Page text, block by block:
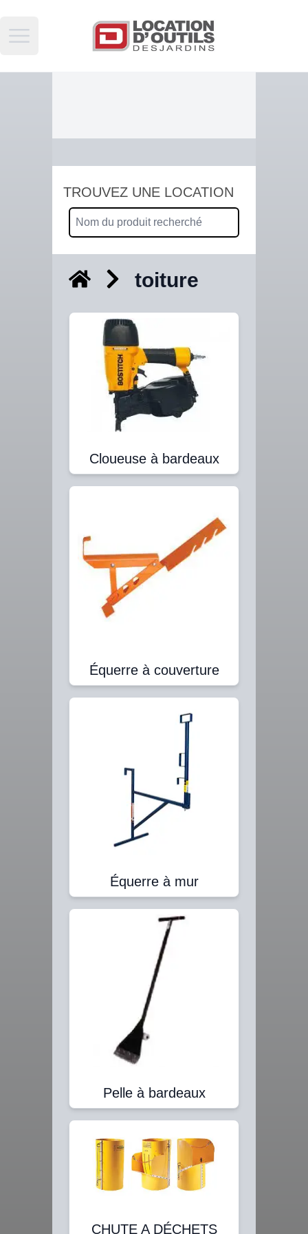
Open main menu
TROUVEZ UNE LOCATION
toiture
Cloueuse à bardeaux
Équerre à couverture
Équerre à mur
Pelle à bardeaux
CHUTE A DÉCHETS